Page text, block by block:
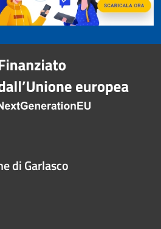
di Garlasco